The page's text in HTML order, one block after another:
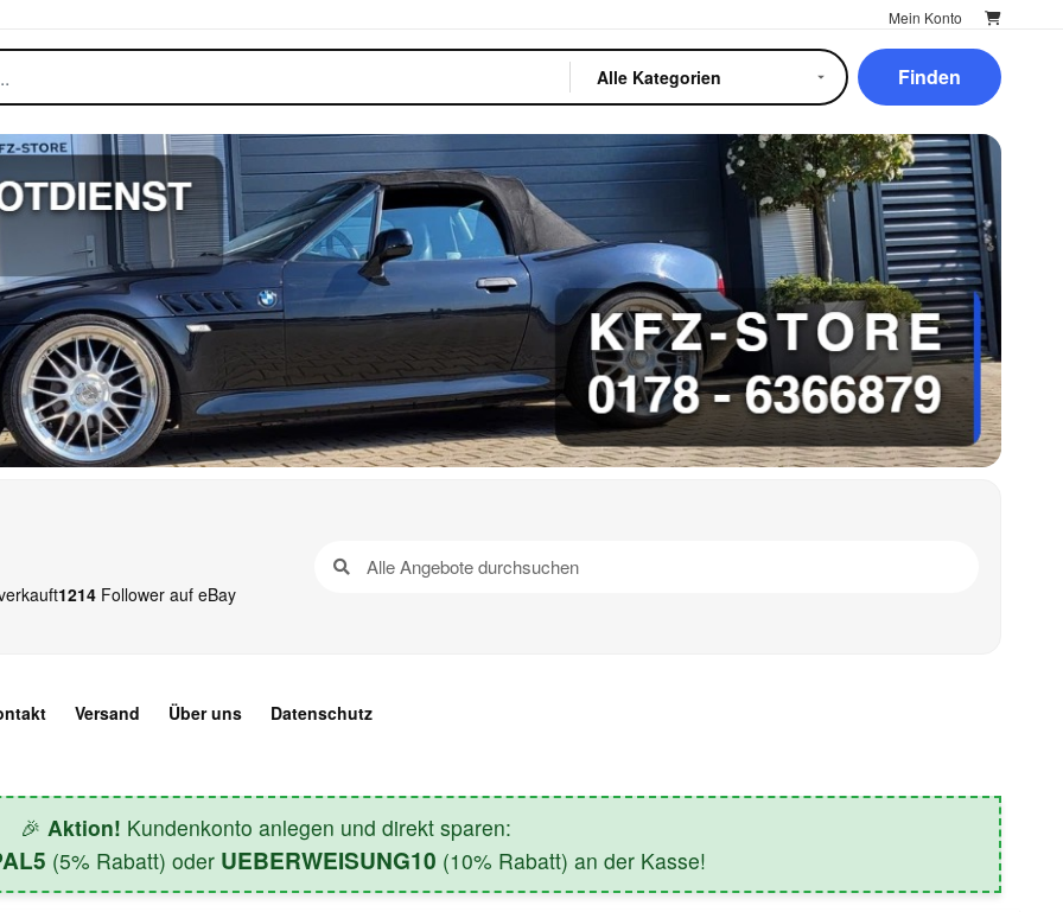
Mein Konto
Finden
1214 Follower auf eBay
Versand Über uns Datenschutz
🎉 Aktion! Kundenkonto anlegen und direkt sparen:
(5% Rabatt) oder UEBERWEISUNG10 (10% Rabatt) an der Kasse!